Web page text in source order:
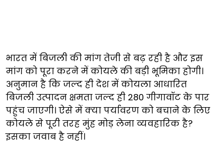
भारत में बिजली की मांग तेजी से बढ़ रही है और इस
मांग को पूरा करने में कोयले की बड़ी भूमिका होगी।
अनुमान है कि जल्द ही देश में कोयला आधारित
बिजली उत्पादन क्षमता जल्द ही 280 गीगावॉट के पार
पहुंच जाएगी। ऐसे में क्या पर्यावरण को बचाने के लिए
कोयले से पूरी तरह मुंह मोड़ लेना व्यवहारिक है?
इसका जवाब है नहीं।